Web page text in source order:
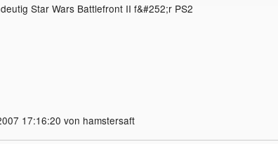
Star Wars Battlefront II f&#252;r PS2
17:16:20 von hamstersaft